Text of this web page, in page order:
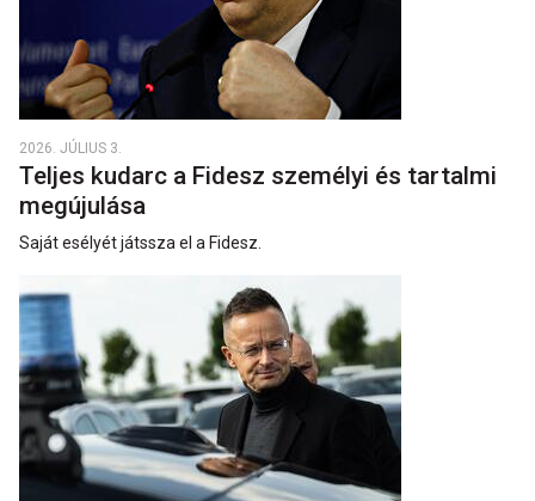
2026. JÚLIUS 3.
Teljes kudarc a Fidesz személyi és tartalmi
megújulása
Saját esélyét játssza el a Fidesz.